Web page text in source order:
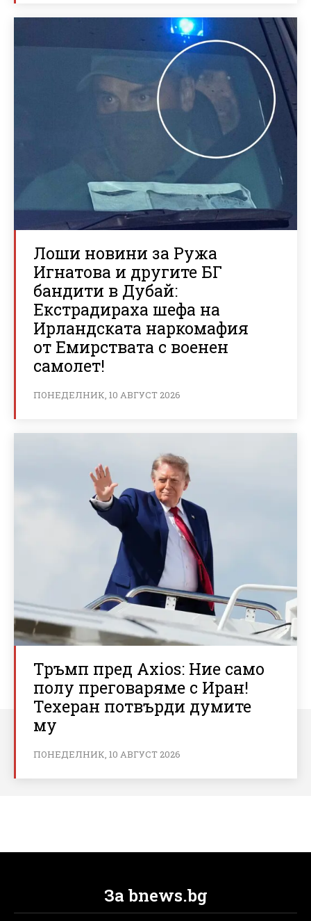
Лоши новини за Ружа
Игнатова и другите БГ
бандити в Дубай:
Екстрадираха шефа на
Ирландската наркомафия
от Емирствата с военен
самолет!
ПОНЕДЕЛНИК, 10 АВГУСТ 2026
Тръмп пред Axios: Ние само
полу преговаряме с Иран!
Техеран потвърди думите
му
ПОНЕДЕЛНИК, 10 АВГУСТ 2026
За bnews.bg